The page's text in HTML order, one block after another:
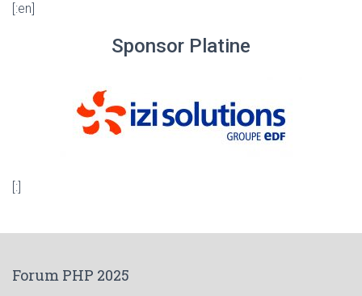
[:en]
Sponsor Platine
[:]
Forum PHP 2025